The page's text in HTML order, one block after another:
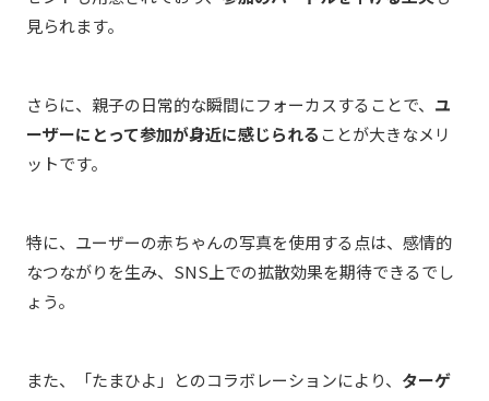
見られます。
さらに、親子の日常的な瞬間にフォーカスすることで、 ユ
ーザーにとって参加が身近に感じられることが大きなメリ
ットです。
特に、ユーザーの赤ちゃんの写真を使用する点は、感情的
なつながりを生み、SNS上での拡散効果を期待できるでし
ょう。
また、「たまひよ」とのコラボレーションにより、 ターゲ